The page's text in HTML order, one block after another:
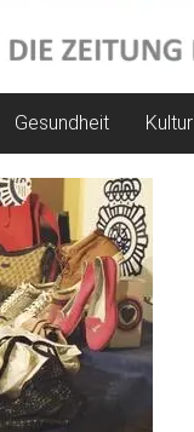
Gesundheit Kultur